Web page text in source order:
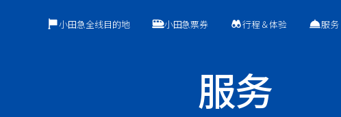
小田急全线目的地 小田急票券 行程＆体验 服务
服务